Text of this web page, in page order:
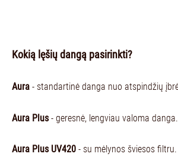
Kokią lęšių dangą pasirinkti?
Aura - standartinė danga nuo atspindžių
Aura Plus- geresnė, lengviau valoma danga.
Aura Plus UV420 - su mėlynos šviesos filtru.